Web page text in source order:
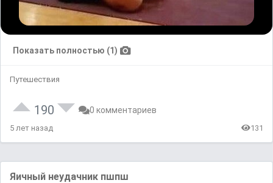
Показать полностью (1)
Путешествия
190 0 комментариев
5 лет назад 131
Яичный нeyдaчник пшпш